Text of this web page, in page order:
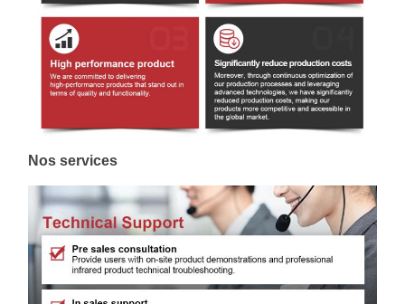
Nos services